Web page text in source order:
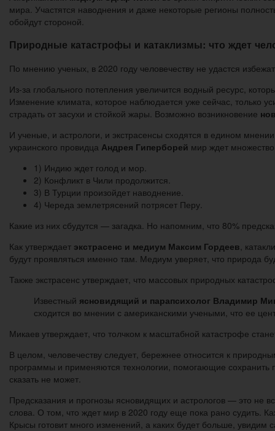
мира. Участятся наводнения и даже некоторые регионы
обойдут стороной.
Природные катастрофы и катаклизмы: что ждет
По мнению ученых, в 2020 году человечеству не удастся
Из-за глобального потепления увеличится водный ресурс,
Изменение климата, которое наблюдается уже сейчас, только
страдать от засухи и стойкой жары. Возможно возникновение
И ученые, и астрологи, и экстрасенсы сходятся в едином
украинского провидца Андрея Гиперборей мир ждет
1) Индию ждет голод и мор.
2) Конфликт в Чили продолжится.
3) В Турции произойдет наводнение.
4) Череда землетрясений потрясет Перу.
Какие из них сбудутся — загадка. Но напомним, что 80%
Как утверждает экстрасенс и медиум Максим Гордеев ,
будут проявляться именно там. Медиум уверяет, что природа
Также экстрасенс утверждает, что массовых природных
Известный ясновидящий и парапсихолог Владимир
сходится во мнении с американскими учеными, что ее
Микаев утверждает, что толчком к масштабной катастрофе
В целом, человечеству следует, бережнее относится к
программы и применяются технологии, помогающие сохранить
сказать не может.
Предсказания и прогнозы ясновидящих и астрологов — это не
слова. О том, что ждет мир в 2020 году еще пока рано судить.
Крысы готовит много изменений, а каких будет больше, увидим